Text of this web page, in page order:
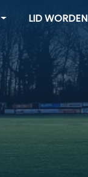
LID WORDEN